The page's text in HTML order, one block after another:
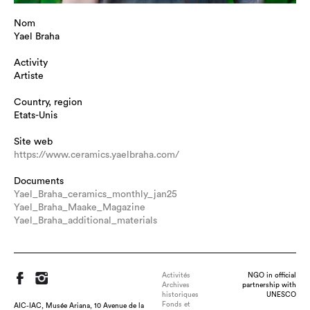
Nom
Yael Braha
Activity
Artiste
Country, region
Etats-Unis
Site web
https://www.ceramics.yaelbraha.com/
Documents
Yael_Braha_ceramics_monthly_jan25
Yael_Braha_Maake_Magazine
Yael_Braha_additional_materials
AIC-IAC, Musée Ariana, 10 Avenue de la
Activités
Archives
historiques
Fonds et
NGO in official
partnership with
UNESCO